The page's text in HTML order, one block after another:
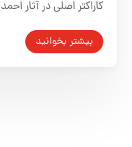
کاراکتر اصلی در آثار
بیشتر بخوانید